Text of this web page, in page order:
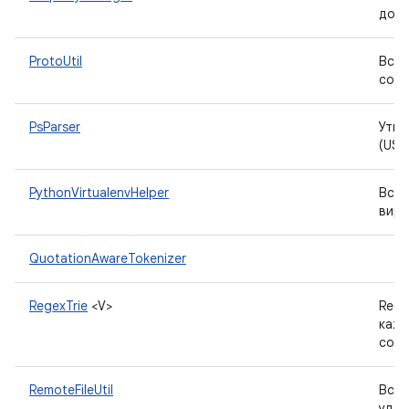
ProtoUtil
PsParser
PythonVirtualenvHelper
QuotationAwareTokenizer
RegexTrie <V>
RemoteFileUtil